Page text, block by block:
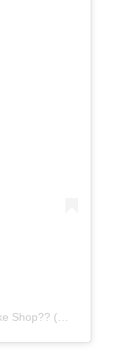
Une publication partagée par M&N Cake Shop?? (@abdellaoui_mouad)